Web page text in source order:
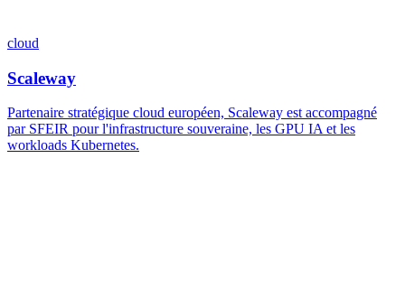
cloud
Scaleway
Partenaire stratégique cloud européen, Scaleway est accompagné
par SFEIR pour l'infrastructure souveraine, les GPU IA et les
workloads Kubernetes.